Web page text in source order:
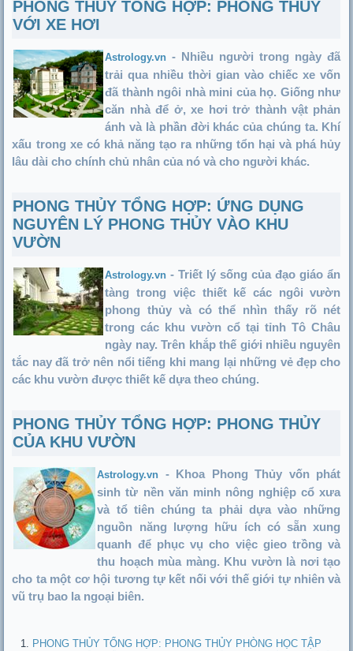
PHONG THỦY TỔNG HỢP: PHONG THỦY
VỚI XE HƠI
Astrology.vn - Nhiều người trong ngày đã
trải qua nhiều thời gian vào chiếc xe vốn
đã thành ngôi nhà mini của họ. Giống như
căn nhà để ở, xe hơi trở thành vật phản
ánh và là phần đời khác của chúng ta. Khí
xấu trong xe có khả năng tạo ra những tổn hại và phá hủy
lâu dài cho chính chủ nhân của nó và cho người khác.
PHONG THỦY TỔNG HỢP: ỨNG DỤNG
NGUYÊN LÝ PHONG THỦY VÀO KHU
VƯỜN
Astrology.vn - Triết lý sống của đạo giáo ẩn
tàng trong việc thiết kế các ngôi vườn
phong thủy và có thể nhìn thấy rõ nét
trong các khu vườn cổ tại tỉnh Tô Châu
ngày nay. Trên khắp thế giới nhiều nguyên
tắc nay đã trở nên nổi tiếng khi mang lại những vẻ đẹp cho
các khu vườn được thiết kế dựa theo chúng.
PHONG THỦY TỔNG HỢP: PHONG THỦY
CỦA KHU VƯỜN
Astrology.vn - Khoa Phong Thủy vốn phát
sinh từ nền văn minh nông nghiệp cổ xưa
và tổ tiên chúng ta phải dựa vào những
nguồn năng lượng hữu ích có sẵn xung
quanh để phục vụ cho việc gieo trồng và
thu hoạch mùa màng. Khu vườn là nơi tạo
cho ta một cơ hội tương tự kết nối với thế giới tự nhiên và
vũ trụ bao la ngoại biên.
PHONG THỦY TỔNG HỢP: PHONG THỦY PHÒNG HỌC TẬP